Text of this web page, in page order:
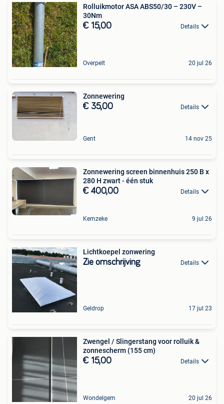
Rolluikmotor ASA ABS50/30 – 230V –
30Nm
€ 15,00 Details
Overpelt 20 jul 26
Zonnewering
€ 35,00 Details
Gent 14 nov 25
Zonnewering screen binnenhuis 250 B x
280 H zwart - één stuk
€ 400,00 Details
Kemzeke 9 jul 26
Lichtkoepel zonwering
Zie omschrijving Details
Geldrop 17 jul 23
Zwengel / Slingerstang voor rolluik &
zonnescherm (155 cm)
€ 15,00 Details
Wondelgem 20 jul 26